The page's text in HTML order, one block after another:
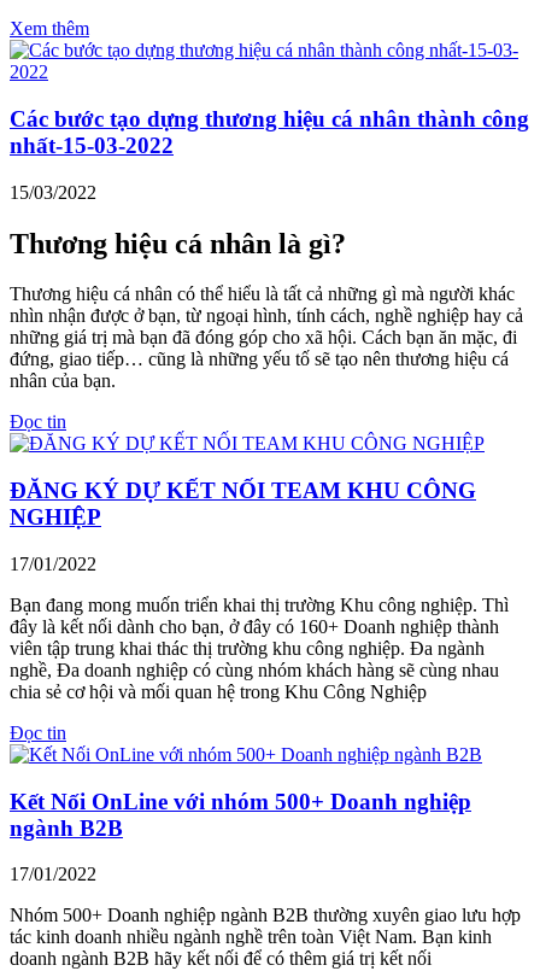
Xem thêm
Các bước tạo dựng thương hiệu cá nhân thành công
nhất-15-03-2022
15/03/2022
Thương hiệu cá nhân là gì?
Thương hiệu cá nhân có thể hiểu là tất cả những gì mà người khác
nhìn nhận được ở bạn, từ ngoại hình, tính cách, nghề nghiệp hay cả
những giá trị mà bạn đã đóng góp cho xã hội. Cách bạn ăn mặc, đi
đứng, giao tiếp… cũng là những yếu tố sẽ tạo nên thương hiệu cá
nhân của bạn.
Đọc tin
ĐĂNG KÝ DỰ KẾT NỐI TEAM KHU CÔNG
NGHIỆP
17/01/2022
Bạn đang mong muốn triển khai thị trường Khu công nghiệp. Thì
đây là kết nối dành cho bạn, ở đây có 160+ Doanh nghiệp thành
viên tập trung khai thác thị trường khu công nghiệp. Đa ngành
nghề, Đa doanh nghiệp có cùng nhóm khách hàng sẽ cùng nhau
chia sẻ cơ hội và mối quan hệ trong Khu Công Nghiệp
Đọc tin
Kết Nối OnLine với nhóm 500+ Doanh nghiệp
ngành B2B
17/01/2022
Nhóm 500+ Doanh nghiệp ngành B2B thường xuyên giao lưu hợp
tác kinh doanh nhiều ngành nghề trên toàn Việt Nam. Bạn kinh
doanh ngành B2B hãy kết nối để có thêm giá trị kết nối